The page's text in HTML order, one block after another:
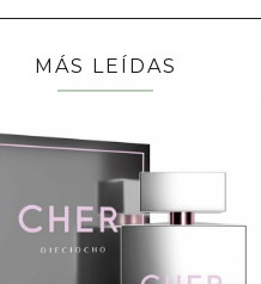
MÁS LEÍDAS